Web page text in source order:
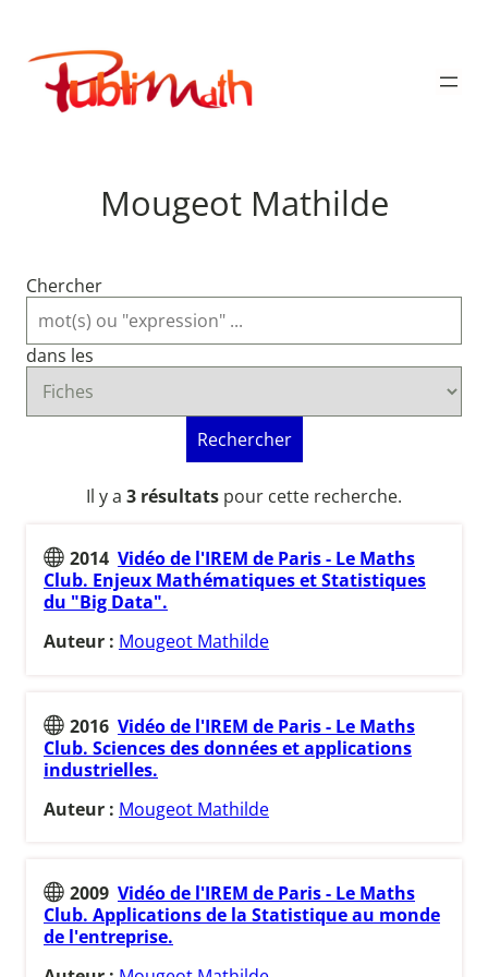
contenu
Publimath
Mougeot Mathilde
Chercher
dans les
Rechercher
Il y a 3 résultats pour cette recherche.
2014 Vidéo de l'IREM de Paris - Le Maths
Club. Enjeux Mathématiques et Statistiques
du "Big Data".
Auteur : Mougeot Mathilde
2016 Vidéo de l'IREM de Paris - Le Maths
Club. Sciences des données et applications
industrielles.
Auteur : Mougeot Mathilde
2009 Vidéo de l'IREM de Paris - Le Maths
Club. Applications de la Statistique au monde
de l'entreprise.